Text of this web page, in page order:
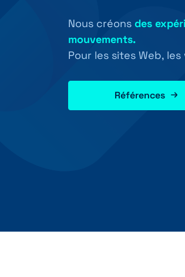
Nous créons des
mouvements.
Pour les sites Web,
Références